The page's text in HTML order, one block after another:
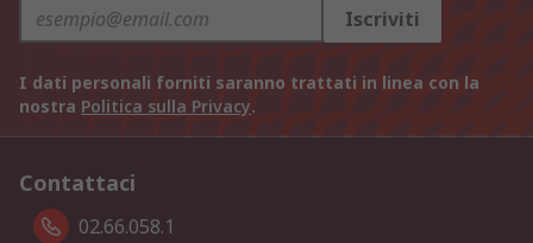
Iscriviti
I dati personali forniti saranno trattati in linea con la
nostra Politica sulla Privacy.
Contattaci
02.66.058.1